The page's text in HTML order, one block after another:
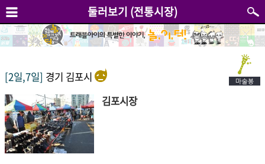
둘러보기 (전통시장)
[2일,7일] 경기 김포시
김포시장